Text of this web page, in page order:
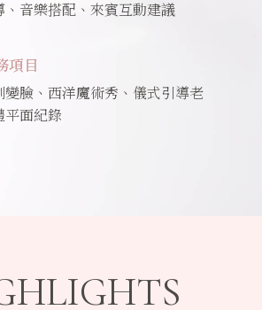
、音樂搭配、來賓互動建議
項目
變臉、西洋魔術秀、儀式引導老
平面紀錄